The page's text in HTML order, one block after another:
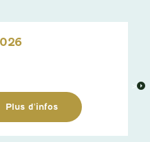
Plus d'infos